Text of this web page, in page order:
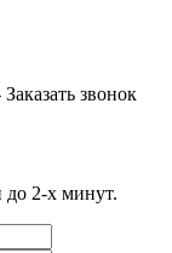
до 2-x минут.